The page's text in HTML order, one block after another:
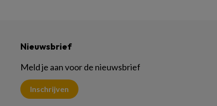
Nieuwsbrief
Meld je aan voor de nieuwsbrief
Inschrijven